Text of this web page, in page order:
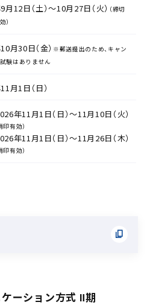
12日（土）～10月27日（火） （締切
）
月30日（金） ※郵送提出のため、キャン
験はありません
月1日（日）
年11月1日（日）～11月10日（火）
印有効）
年11月1日（日）～11月26日（木）
印有効）
ーション方式 Ⅱ期